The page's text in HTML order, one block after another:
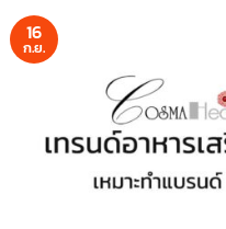
16
ก.ย.